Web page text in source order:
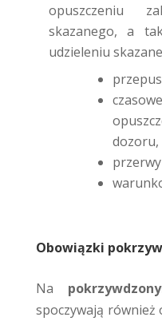
opuszczeniu
skazanego, a
udzieleniu
dozoru,
Obowiązki
Na
spoczywają również